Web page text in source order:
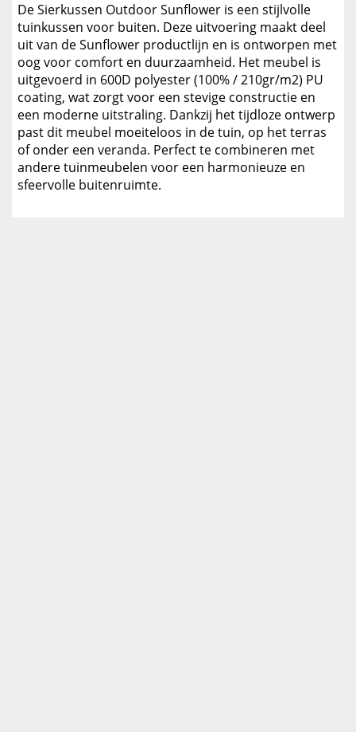
De Sierkussen Outdoor Sunflower is een stijlvolle
tuinkussen voor buiten. Deze uitvoering maakt deel
uit van de Sunflower productlijn en is ontworpen met
oog voor comfort en duurzaamheid. Het meubel is
uitgevoerd in 600D polyester (100% / 210gr/m2) PU
coating, wat zorgt voor een stevige constructie en
een moderne uitstraling. Dankzij het tijdloze ontwerp
past dit meubel moeiteloos in de tuin, op het terras
of onder een veranda. Perfect te combineren met
andere tuinmeubelen voor een harmonieuze en
sfeervolle buitenruimte.